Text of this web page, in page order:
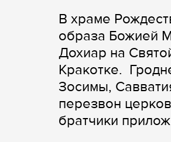
В храме
образа Божией
Дохиар на
Кракотке.
Зосимы,
перезвон
братчики